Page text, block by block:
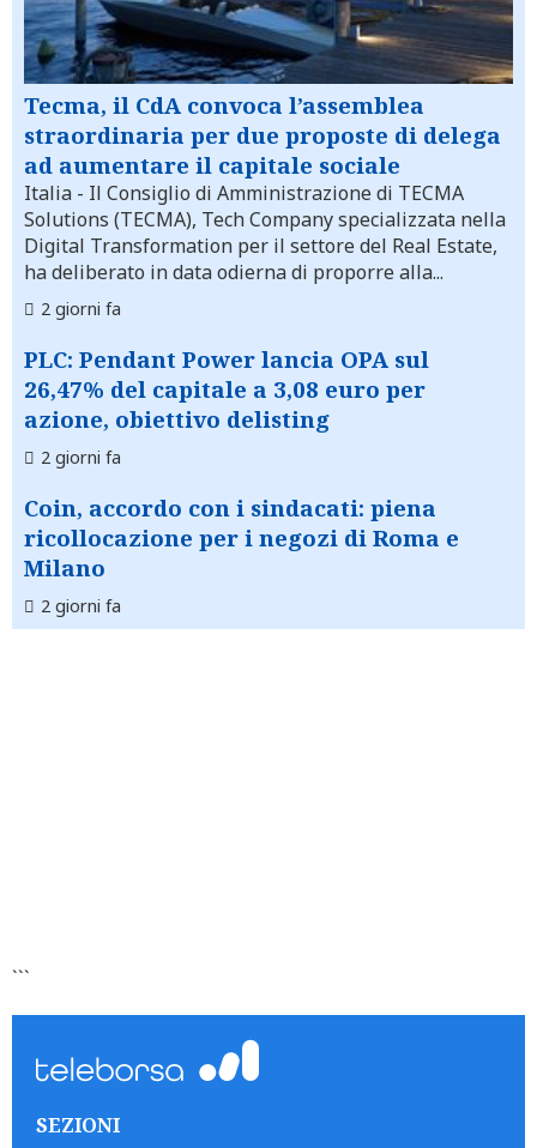
Tecma, il CdA convoca l’assemblea
straordinaria per due proposte di delega
ad aumentare il capitale sociale
Italia - Il Consiglio di Amministrazione di TECMA
Solutions (TECMA), Tech Company specializzata nella
Digital Transformation per il settore del Real Estate,
ha deliberato in data odierna di proporre alla...
2 giorni fa
PLC: Pendant Power lancia OPA sul
26,47% del capitale a 3,08 euro per
azione, obiettivo delisting
2 giorni fa
Coin, accordo con i sindacati: piena
ricollocazione per i negozi di Roma e
Milano
2 giorni fa
```
SEZIONI